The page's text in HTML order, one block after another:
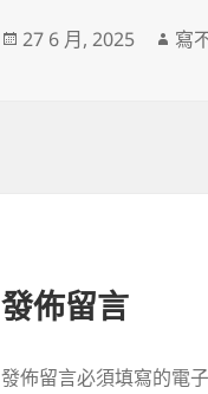
發
27 6 月, 2025
作
寫
發佈留言
發佈留言必須填寫的電